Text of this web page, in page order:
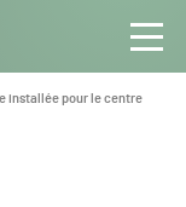
installée pour le centre